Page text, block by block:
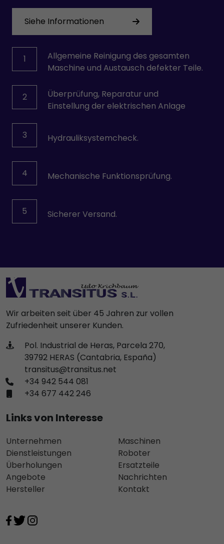
Siehe Informationen
1
Allgemeine Reinigung des gesamten
Maschine und Austausch defekter Teile.
2
Überprüfung, Reparatur und
Einstellung der elektrischen Anlage
3 Hydrauliksystemcheck.
4 Mechanische Funktionsprüfung.
5 Sicherer Versand.
Wir arbeiten seit über 45 Jahren zur vollen
Zufriedenheit unserer Kunden.
Pol. Industrial de Heras, Parcela 270,
39792 HERAS (Cantabria, España)
transitus@transitus.net
+34 942 544 081
+34 677 442 246
Links von Interesse
Unternehmen
Dienstleistungen
Überholungen
Angebote
Hersteller
Maschinen
Roboter
Ersatzteile
Nachrichten
Kontakt